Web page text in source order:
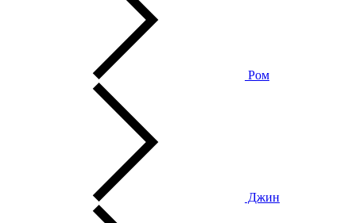
Ром
Джин